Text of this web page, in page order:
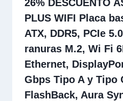
26% DESCUENTO
PLUS WIFI Placa
ATX, DDR5, PCIe
ranuras M.2, Wi Fi
Ethernet,
Gbps Tipo A y Tipo
FlashBack, Aura